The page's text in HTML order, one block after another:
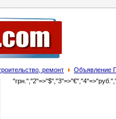
ремонт Объявление